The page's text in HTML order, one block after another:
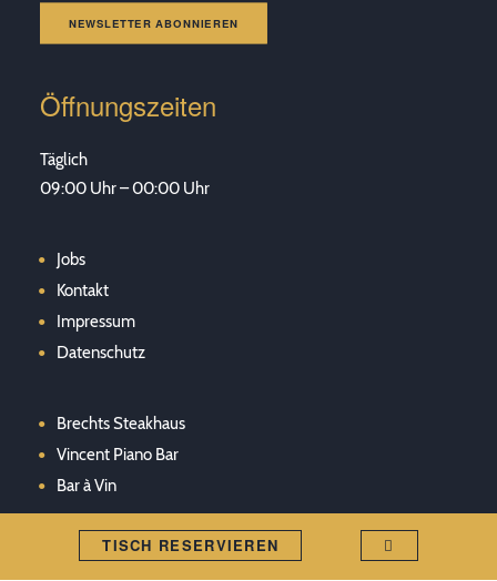
NEWSLETTER ABONNIEREN
Öffnungszeiten
Täglich
09:00 Uhr – 00:00 Uhr
Jobs
Kontakt
Impressum
Datenschutz
Brechts Steakhaus
Vincent Piano Bar
Bar à Vin
TISCH RESERVIEREN